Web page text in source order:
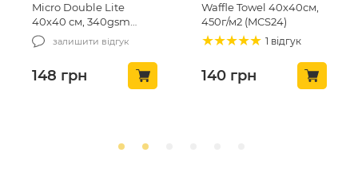
Micro Double Lite
40х40 см, 340gsm
(MCS-03/1)
залишити відгук
148 грн
Waffle Towel 40х40см,
450г/м2 (MCS24)
1 відгук
140грн